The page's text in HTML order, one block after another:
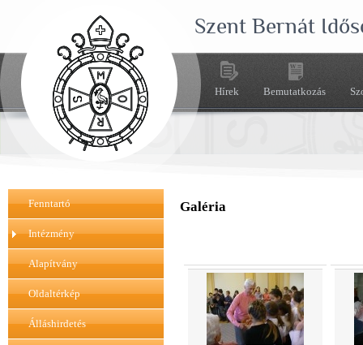
Szent Bernát
Hírek Bemutatkozás
Fenntartó
Intézmény
Alapítvány
Oldaltérkép
Álláshirdetés
Galéria